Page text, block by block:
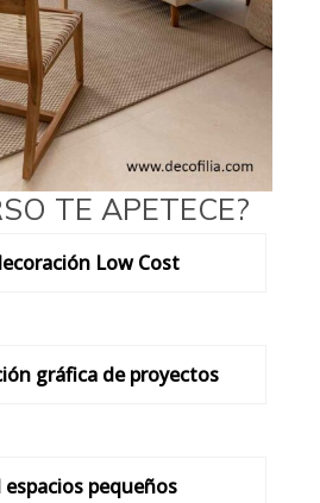
TE APETECE?
Low Cost
gráfica de proyectos
espacios pequeños